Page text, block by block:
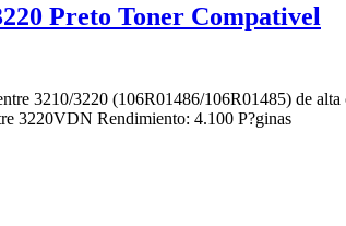
Preto Toner Compativel
3210/3220 (106R01486/106R01485) de
3220VDN Rendimiento: 4.100 P?ginas